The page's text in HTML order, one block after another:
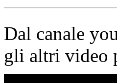
Dal canale
gli altri video